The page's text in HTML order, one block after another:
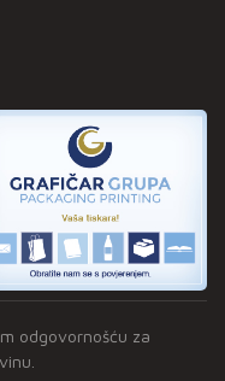
odgovornošću za